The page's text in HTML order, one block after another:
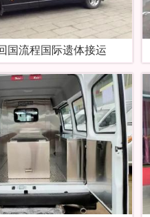
国流程国际遗体接运